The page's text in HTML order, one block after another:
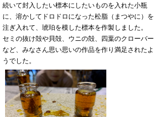
続いて封入したい標本にしたいものを入れた小瓶
に、溶かしてドロドロになった松脂（まつやに）を
注ぎ入れて、琥珀を模した標本を作製しました。
セミの抜け殻や貝殻、ウニの殻、四葉のクローバー
など、みなさん思い思いの作品を作り満足されたよ
うでした。